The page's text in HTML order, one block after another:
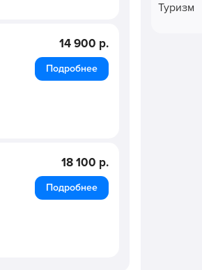
14 900 р.
Подробнее
18 100 р.
Подробнее
Туризм